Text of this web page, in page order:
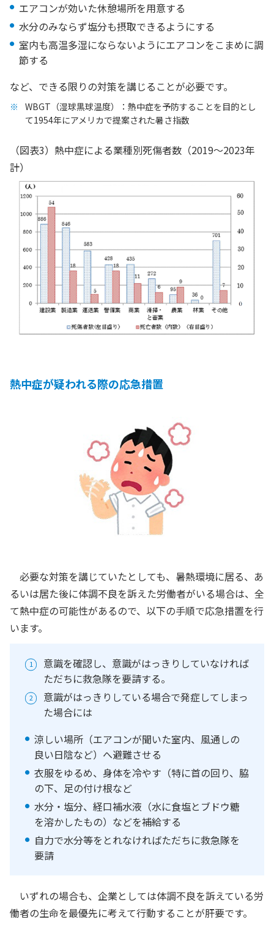
エアコンが効いた休憩場所を用意する
水分のみならず塩分も摂取できるようにする
室内も高温多湿にならないようにエアコンをこまめに調
節する
など、できる限りの対策を講じることが必要です。
WBGT（湿球黒球温度）：熱中症を予防することを目的とし
て1954年にアメリカで提案された暑さ指数
（図表3）熱中症による業種別死傷者数（2019～2023年
計）
熱中症が疑われる際の応急措置
必要な対策を講じていたとしても、暑熱環境に居る、あ
るいは居た後に体調不良を訴えた労働者がいる場合は、全
て熱中症の可能性があるので、以下の手順で応急措置を行
います。
意識を確認し、意識がはっきりしていなければ
ただちに救急隊を要請する。
意識がはっきりしている場合で発症してしまっ
た場合には
涼しい場所（エアコンが聞いた室内、風通しの
良い日陰など）へ避難させる
衣服をゆるめ、身体を冷やす（特に首の回り、脇
の下、足の付け根など
水分・塩分、経口補水液（水に食塩とブドウ糖
を溶かしたもの）などを補給する
自力で水分等をとれなければただちに救急隊を
要請
いずれの場合も、企業としては体調不良を訴えている労
働者の生命を最優先に考えて行動することが肝要です。